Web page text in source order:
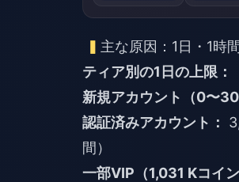
主な原因：1日・1時
ティア別の1日の上限：
新規アカウント（0〜30
認証済みアカウント：
間）
一部VIP（1,031 Kコイ